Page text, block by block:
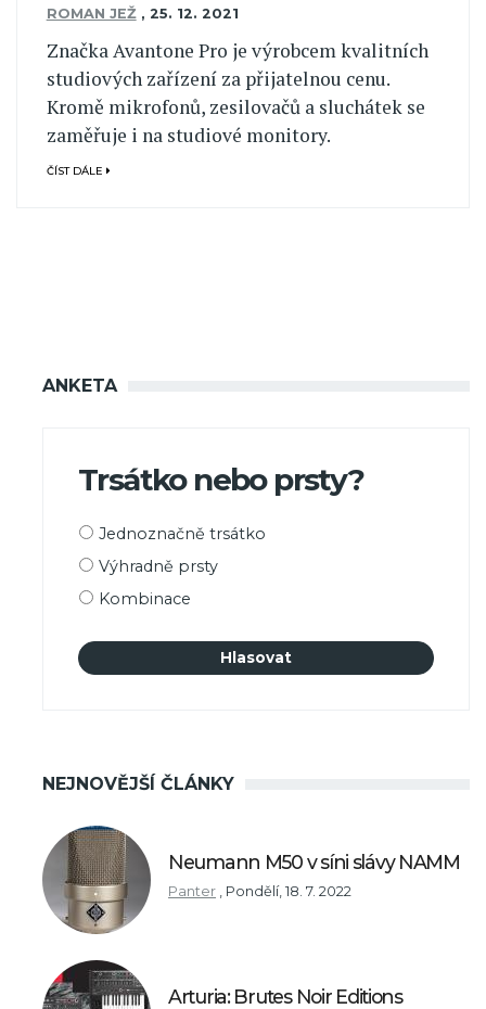
ROMAN JEŽ , 25. 12. 2021
Značka Avantone Pro je výrobcem kvalitních
studiových zařízení za přijatelnou cenu.
Kromě mikrofonů, zesilovačů a sluchátek se
zaměřuje i na studiové monitory.
ČÍST DÁLE
ANKETA
Trsátko nebo prsty?
Možnosti
Jednoznačně trsátko
Výhradně prsty
Kombinace
NEJNOVĚJŠÍ ČLÁNKY
Neumann M50 v síni slávy NAMM
Panter , Pondělí, 18. 7. 2022
Arturia: Brutes Noir Editions